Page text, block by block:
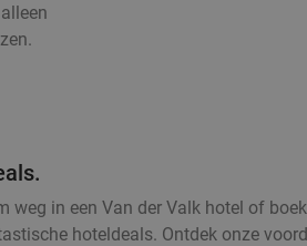
in een Van der Valk hotel of
hoteldeals. Ontdek onze